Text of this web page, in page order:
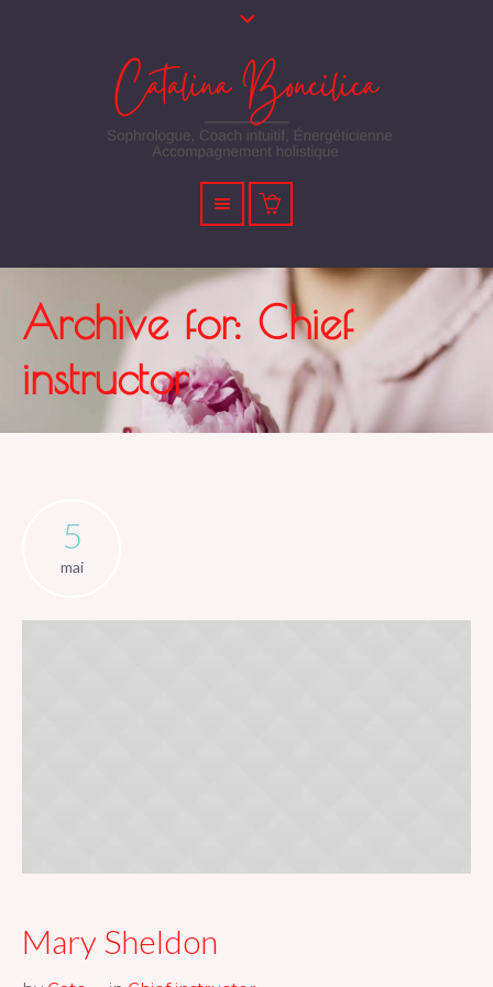
Archive for: Chief
instructor
5
mai
Mary Sheldon